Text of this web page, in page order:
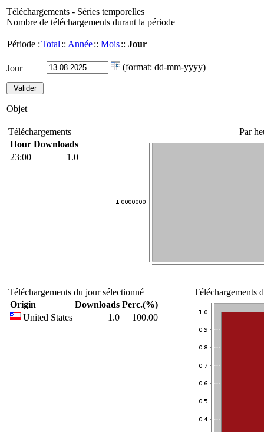
Téléchargements - Séries temporelles
Nombre de téléchargements durant la période
Période :Total :: Année:: Mois:: Jour
Jour (format: dd-mm-yyyy)
Objet
Téléchargements
Hour Downloads
23:00
1.0
Par
Téléchargements du jour sélectionné
Origin
Downloads Perc.(%)
United States
1.0 100.00
Téléchargements